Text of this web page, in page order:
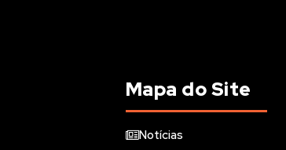
Mapa do Site
Notícias